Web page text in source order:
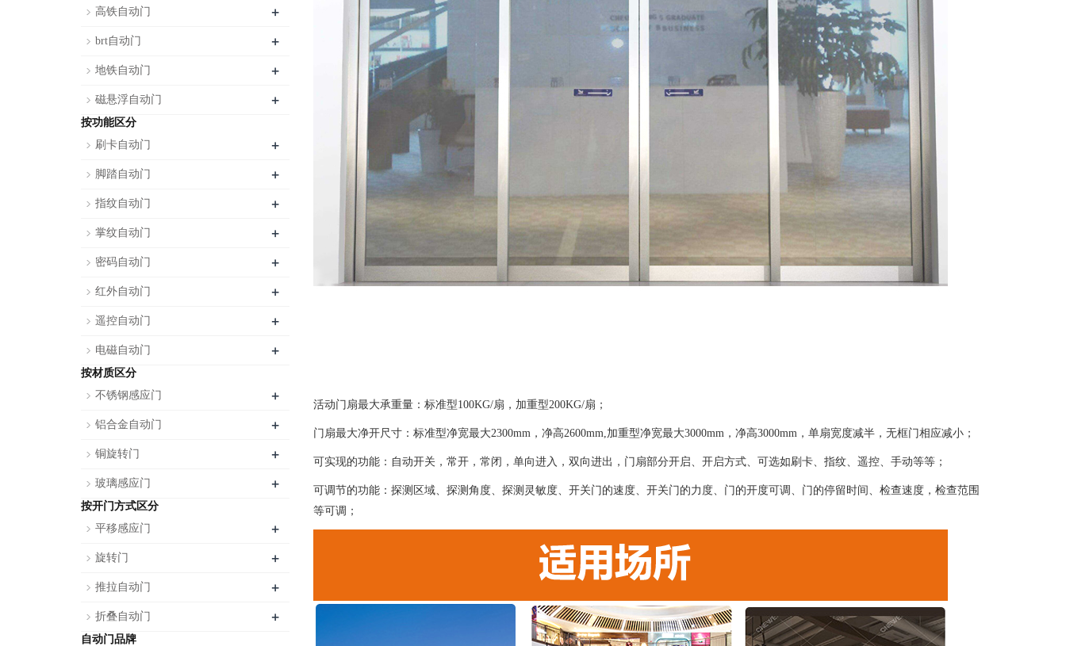
活动门扇最大承重量：标准型100KG/扇，加重型200KG/扇；
门扇最大净开尺寸：标准型净宽最大2300mm，净高2600mm,加重型净宽最大3000mm，净高3000mm，单扇宽度减半，无框门相应减小；
可实现的功能：自动开关，常开，常闭，单向进入，双向进出，门扇部分开启、开启方式、可选如刷卡、指纹、遥控、手动等等；
可调节的功能：探测区域、探测角度、探测灵敏度、开关门的速度、开关门的力度、门的开度可调、门的停留时间、检查速度，检查范围
等可调；
高铁自动门 +
brt自动门 +
地铁自动门 +
磁悬浮自动门 +
按功能区分
刷卡自动门
+
脚踏自动门 +
指纹自动门 +
掌纹自动门 +
密码自动门 +
红外自动门 +
遥控自动门 +
电磁自动门 +
按材质区分
不锈钢感应门
+
铝合金自动门 +
铜旋转门 +
玻璃感应门 +
按开门方式区分
平移感应门
+
旋转门 +
推拉自动门 +
折叠自动门 +
自动门品牌